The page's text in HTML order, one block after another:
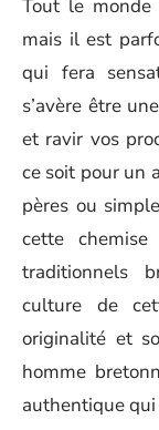
Tout le monde
mais il est
qui fera
s’avère être
et ravir vos
ce soit pour un
pères ou
cette
traditionnels
culture de
originalité et
homme
authentique